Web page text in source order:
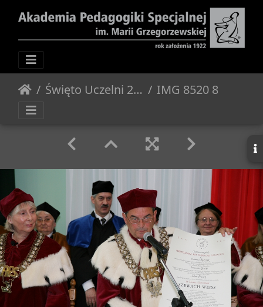
Święto Uczelni 2012 - Posiedzenie Senatu IMG 8520 800